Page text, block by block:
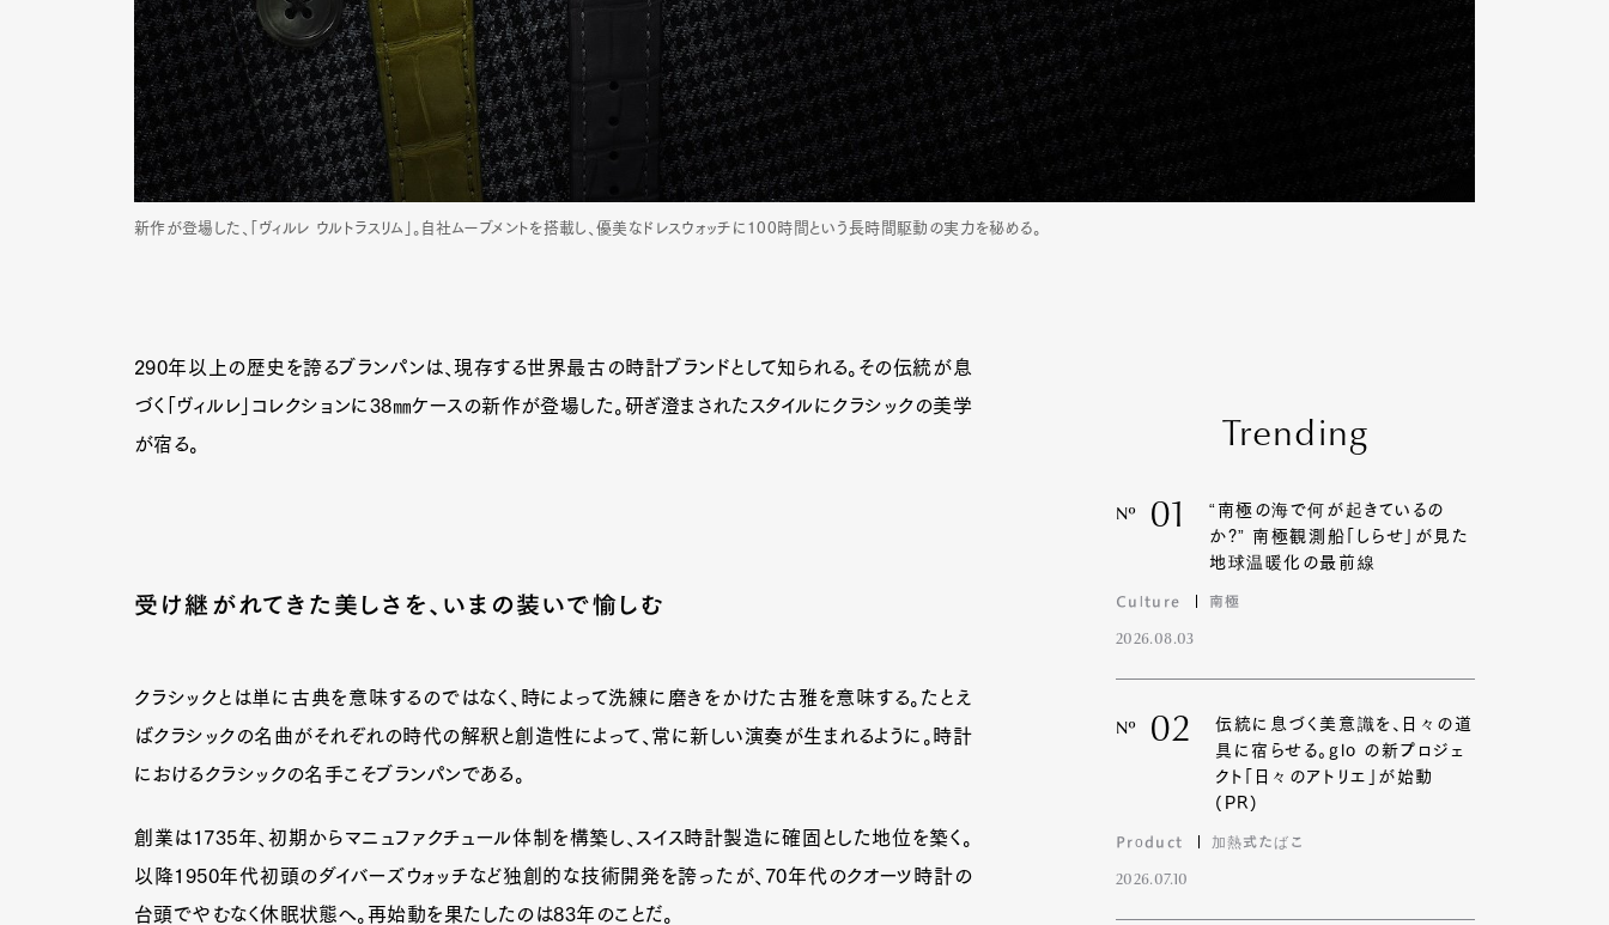
新作が登場した、「ヴィルレ ウルトラスリム」。自社ムーブメントを搭載し、優美なドレスウォッチに100時間という長時間駆動の実力を秘める。
290年以上の歴史を誇るブランパンは、現存する世界最古の時計ブランドとして知られる。その伝統が息
づく「ヴィルレ」コレクションに38㎜ケースの新作が登場した。研ぎ澄まされたスタイルにクラシックの美学
が宿る。
受け継がれてきた美しさを、いまの装いで愉しむ
クラシックとは単に古典を意味するのではなく、時によって洗練に磨きをかけた古雅を意味する。たとえ
ばクラシックの名曲がそれぞれの時代の解釈と創造性によって、常に新しい演奏が生まれるように。時計
におけるクラシックの名手こそブランパンである。
創業は1735年、初期からマニュファクチュール体制を構築し、スイス時計製造に確固とした地位を築く。
以降1950年代初頭のダイバーズウォッチなど独創的な技術開発を誇ったが、70年代のクオーツ時計の
台頭でやむなく休眠状態へ。再始動を果たしたのは83年のことだ。
Trending
Nº 01
“南極の海で何が起きているの
か?” 南極観測船「しらせ」が見た
地球温暖化の最前線
Culture 南極
2026.08.03
Nº 02
伝統に息づく美意識を、日々の道
具に宿らせる。glo の新プロジェ
クト「日々のアトリエ」が始動
(PR)
Product 加熱式たばこ
2026.07.10